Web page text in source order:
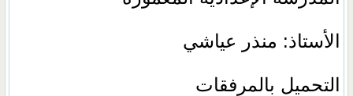
الأستاذ: منذر عياشي
التحميل بالمرفقات